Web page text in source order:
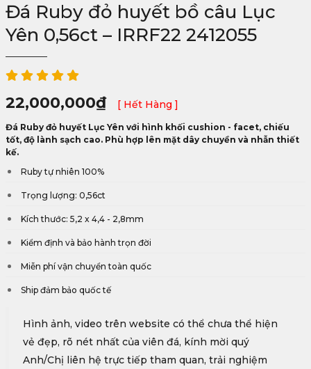
Đá Ruby đỏ huyết bồ câu Lục
Yên 0,56ct – IRRF22 2412055
22,000,000₫ [ Hết Hàng ]
Đá Ruby đỏ huyết Lục Yên với hình khối cushion - facet, chiếu
tốt, độ lành sạch cao. Phù hợp lên mặt dây chuyền và nhẫn thiết
kế.
Ruby tự nhiên 100%
Trọng lượng: 0,56ct
Kích thước: 5,2 x 4,4 - 2,8mm
Kiểm định và bảo hành trọn đời
Miễn phí vận chuyển toàn quốc
Ship đảm bảo quốc tế
Hình ảnh, video trên website có thể chưa thể hiện
vẻ đẹp, rõ nét nhất của viên đá, kính mời quý
Anh/Chị liên hệ trực tiếp tham quan, trải nghiệm